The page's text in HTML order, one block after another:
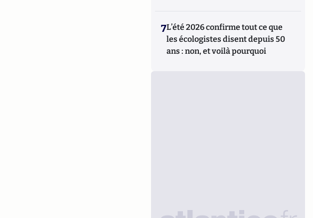
7L’été 2026 confirme tout ce que
les écologistes disent depuis 50
ans : non, et voilà pourquoi